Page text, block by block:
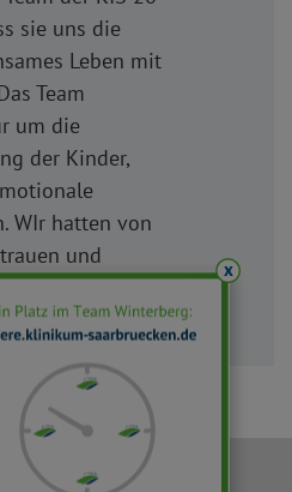
sie uns die
Leben mit
Team
um die
der Kinder,
WIr hatten von
und
in den besten
Team".
x